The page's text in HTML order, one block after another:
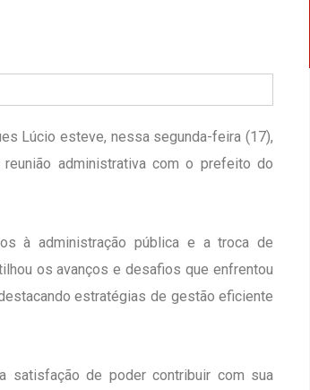
Lúcio esteve, nessa segunda-feira (17),
administrativa com o prefeito do
à administração pública e a troca de
os avanços e desafios que enfrentou
estratégias de gestão eficiente
satisfação de poder contribuir com sua